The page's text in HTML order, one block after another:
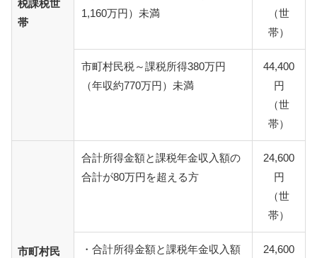
税課税世
帯
1,160万円）未満
（世
帯）
市町村民税～課税所得380万円
（年収約770万円）未満
44,400
円
（世
帯）
市町村民
合計所得金額と課税年金収入額の
合計が80万円を超える方
24,600
円
（世
帯）
・合計所得金額と課税年金収入額
24,600